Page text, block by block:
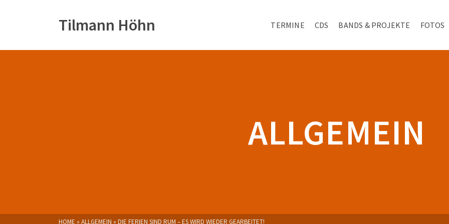
Tilmann Höhn TERMINE CDS BANDS & PROJEKTE FOTOS
ALLGEMEIN
HOME » ALLGEMEIN » DIE FERIEN SIND RUM – ES WIRD WIEDER GEARBEITET!